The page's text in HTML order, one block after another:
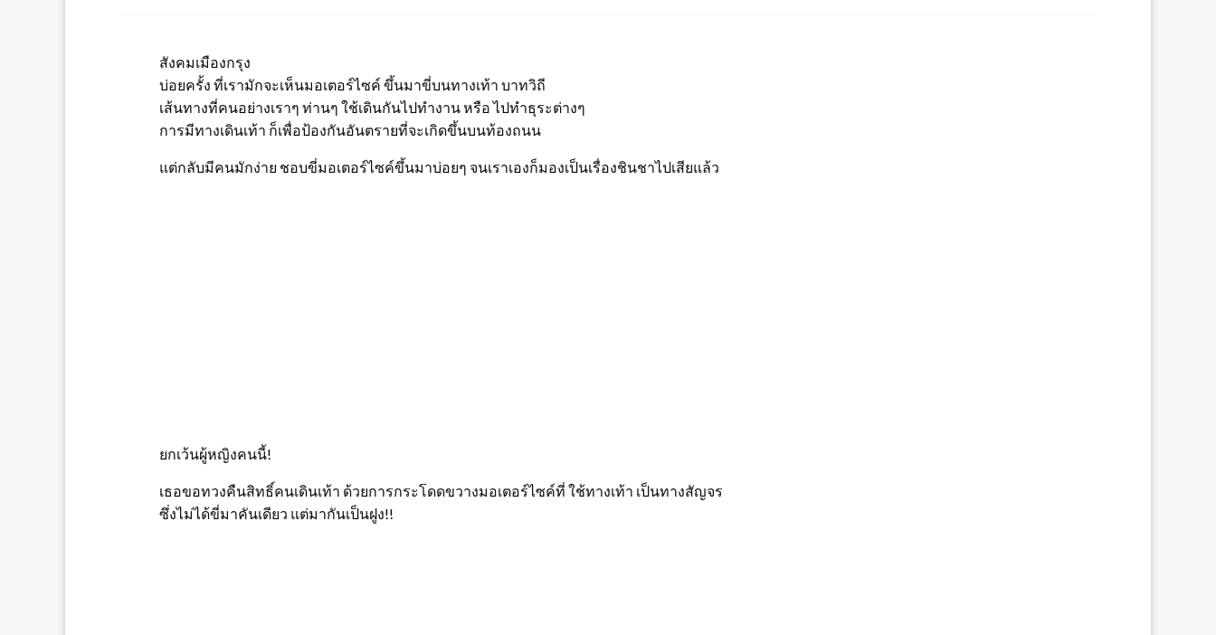
สังคมเมืองกรุง
บ่อยครั้ง ที่เรามักจะเห็นมอเตอร์ไซค์ ขึ้นมาขี่บนทางเท้า บาทวิถี
เส้นทางที่คนอย่างเราๆ ท่านๆ ใช้เดินกันไปทำงาน หรือ ไปทำธุระต่างๆ
การมีทางเดินเท้า ก็เพื่อป้องกันอันตรายที่จะเกิดขึ้นบนท้องถนน
แต่กลับมีคนมักง่าย ชอบขี่มอเตอร์ไซค์ขึ้นมาบ่อยๆ จนเราเองก็มองเป็นเรื่องชินชาไปเสียแล้ว
ยกเว้นผู้หญิงคนนี้!
เธอขอทวงคืนสิทธิ์คนเดินเท้า ด้วยการกระโดดขวางมอเตอร์ไซค์ที่ ใช้ทางเท้า เป็นทางสัญจร
ซึ่งไม่ได้ขี่มาคันเดียว แต่มากันเป็นฝูง!!